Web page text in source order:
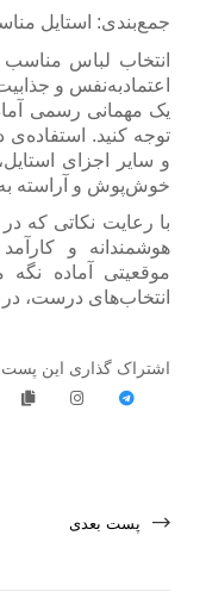
جمع‌بندی: استایل
انتخاب لباس مناسب
اعتمادبه‌نفس و
یک مهمانی رسمی
توجه کنید.
و سایر اجزای
خوش‌پوش و آراسته
با رعایت نکاتی که
هوشمندانه و
موقعیتی آماده
انتخاب‌های درست،
اشتراک گذاری این
پست بعدی